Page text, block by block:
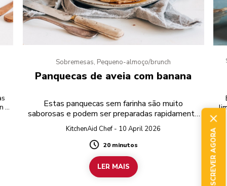
e
Sobremesas, Pequeno-almoço/brunch
Panquecas de aveia com banana
Estas panquecas sem farinha são muito
saborosas e podem ser preparadas rapidamente
numa liquidificadora.
KitchenAid Chef - 10 April 2026
Duration
20 minutos
LER MAIS SUBSCREVER AGORA